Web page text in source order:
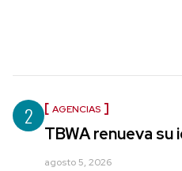
2 AGENCIAS
TBWA renueva su
agosto 5, 2026